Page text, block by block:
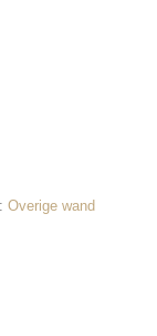
Overige wand